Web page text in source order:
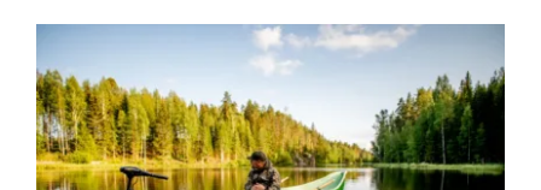
Valmistajat
Rahoitus
Katso
kuvaa
isompana